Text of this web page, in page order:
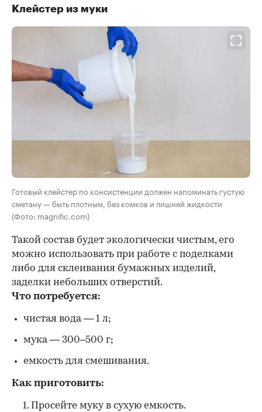
Клейстер из муки
Готовый клейстер по консистенции должен напоминать густую
сметану — быть плотным, без комков и лишней жидкости
(Фото: magnific.com)
Такой состав будет экологически чистым, его
можно использовать при работе с поделками
либо для склеивания бумажных изделий,
заделки небольших отверстий.
Что потребуется:
чистая вода — 1 л;
мука — 300–500 г;
емкость для смешивания.
Как приготовить:
Просейте муку в сухую емкость.